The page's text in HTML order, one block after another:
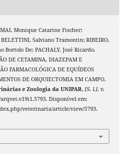
Monique Catarine Fischer;
Salviano Tramontin; RIBEIRO,
Bortolo De; PACHALY, José Ricardo.
DE CETAMINA, DIAZEPAM E
FARMACOLÓGICA DE EQUÍDEOS
DE ORQUIECTOMIA EM CAMPO.
e Zoologia da UNIPAR, [S. l.], v.
arqvet.v19i1.5793. Disponível em:
veterinaria/article/view/5793.